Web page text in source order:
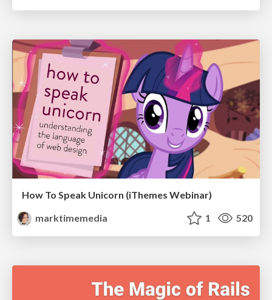
How To Speak Unicorn (iThemes Webinar)
marktimemedia
1 520